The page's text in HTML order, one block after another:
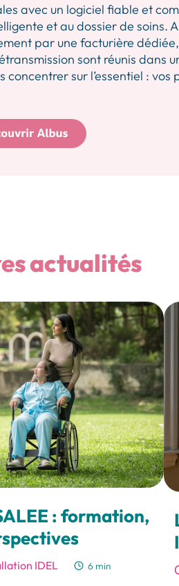
avec un logiciel fiable et
et au dossier de soins.
par une facturière
sont réunis dans
sur l’essentiel : vos
actualités
: formation,
IDEL 6 min